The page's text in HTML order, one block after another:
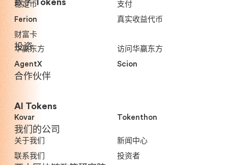
数字 Tokens
稳定币
支付
Ferion
真实收益代币
财富卡
投资
华赢东方
访问华赢东方
AgentX
Scion
合作伙伴
AI Tokens
Kovar Tokenthon
我们的公司
关于我们
新闻中心
联系我们
投资者